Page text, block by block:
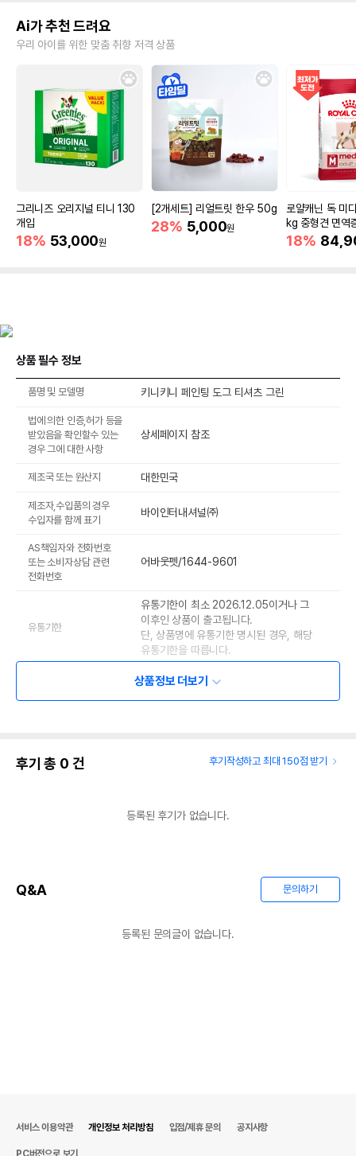
Ai가 추천 드려요
우리 아이를 위한 맞춤 취향 저격 상품
그리니즈 오리지널 티니 130
개입
18% 53,000원
[2개세트] 리얼트릿 한우 50g
28% 5,000원
로얄캐닌 독 미
kg 중형견 면역
18%
상품 필수 정보
품명 및 모델명 키니키니 페인팅 도그 티셔츠 그린
법에 의한 인증,허가 등을
받았음을 확인할수 있는
경우 그에 대한 사항
상세페이지 참조
제조국 또는 원산지 대한민국
제조자,수입품의 경우
수입자를 함께 표기
바이인터내셔널㈜
AS책임자와 전화번호
또는 소비자상담 관련
전화번호
어바웃펫/1644-9601
유통기한
유통기한이 최소 2026.12.05이거나 그
이후인 상품이 출고됩니다.
단, 상품명에 유통기한 명시된 경우, 해당
유통기한을 따릅니다.
상품정보 더보기
후기 총 0 건 후기작성하고 최대 150점 받기
등록된 후기가 없습니다.
Q&A 문의하기
등록된 문의글이 없습니다.
서비스 이용약관 개인정보 처리방침 입점/제휴 문의 공지사항
PC버전으로 보기